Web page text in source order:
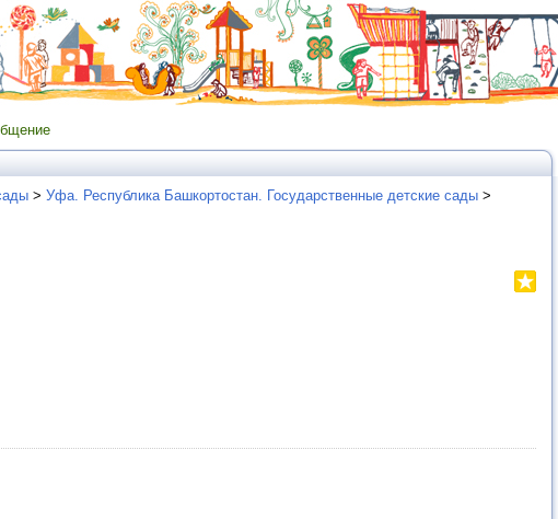
> Уфа. Республика Башкортостан. Государственные детские сады >